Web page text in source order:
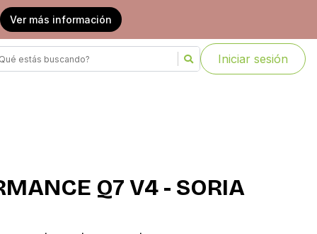
Ver más información
Iniciar sesión
Q7 V4 - SORIA